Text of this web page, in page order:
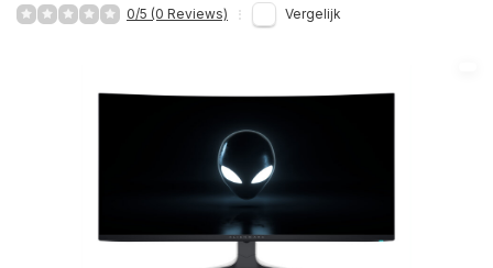
0/5 (0 Reviews) Vergelijk